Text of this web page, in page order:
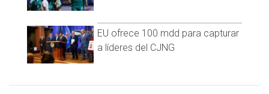
EU ofrece 100 mdd para capturar
a líderes del CJNG